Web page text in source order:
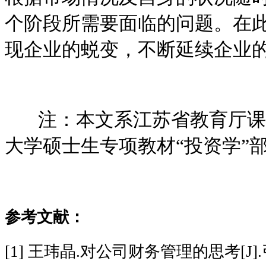
个阶段所需要面临的问题。在
现企业的蜕变，不断延续企业
注：本文系江苏省教育厅课
大学硕士生专项教材“投资学”
参考文献：
[1] 王玮晶.对公司财务管理的思考